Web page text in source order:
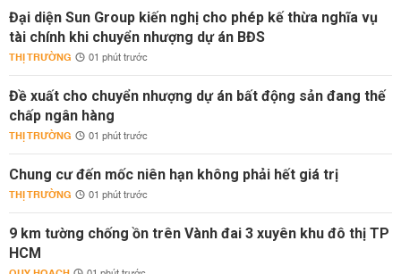
Đại diện Sun Group kiến nghị cho phép kế thừa nghĩa vụ
tài chính khi chuyển nhượng dự án BĐS
THỊ TRƯỜNG 01 phút trước
Đề xuất cho chuyển nhượng dự án bất động sản đang thế
chấp ngân hàng
THỊ TRƯỜNG 01 phút trước
Chung cư đến mốc niên hạn không phải hết giá trị
THỊ TRƯỜNG 01 phút trước
9 km tường chống ồn trên Vành đai 3 xuyên khu đô thị TP
HCM